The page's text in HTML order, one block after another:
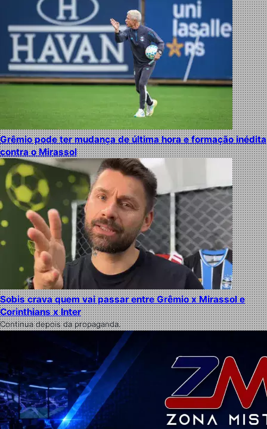
Grêmio pode ter mudança de última hora e formação inédita
contra o Mirassol
Sobis crava quem vai passar entre Grêmio x Mirassol e
Corinthians x Inter
Continua depois da propaganda.